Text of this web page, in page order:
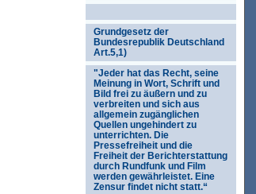
Grundgesetz der
Bundesrepublik Deutschland
Art.5,1)
"Jeder hat das Recht, seine
Meinung in Wort, Schrift und
Bild frei zu äußern und zu
verbreiten und sich aus
allgemein zugänglichen
Quellen ungehindert zu
unterrichten. Die
Pressefreiheit und die
Freiheit der Berichterstattung
durch Rundfunk und Film
werden gewährleistet. Eine
Zensur findet nicht statt.“